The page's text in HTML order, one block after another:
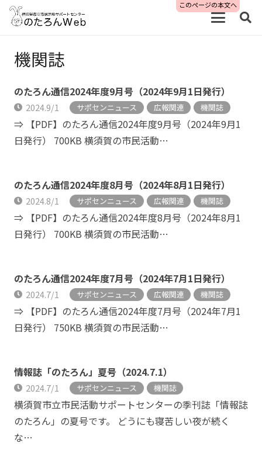
このページの本文へ
機関誌
のたろん通信2024年度9月号（2024年9月1日発行）
2024.9/1 サポセンニュース 広報関連 機関誌
⇒ 【PDF】のたろん通信2024年度9月号（2024年9月1
日発行） 700KB 横須賀の市民活動…
のたろん通信2024年度8月号（2024年8月1日発行）
2024.8/1 サポセンニュース 広報関連 機関誌
⇒ 【PDF】のたろん通信2024年度8月号（2024年8月1
日発行） 700KB 横須賀の市民活動…
のたろん通信2024年度7月号（2024年7月1日発行）
2024.7/1 サポセンニュース 広報関連 機関誌
⇒ 【PDF】のたろん通信2024年度7月号（2024年7月1
日発行） 750KB 横須賀の市民活動…
情報誌「のたろん」夏号（2024.7.1）
2024.7/1 サポセンニュース 機関誌
横須賀市立市民活動サポートセンターの季刊誌「情報誌
のたろん」の夏号です。 どうにも寝苦しい夜が続く
な…